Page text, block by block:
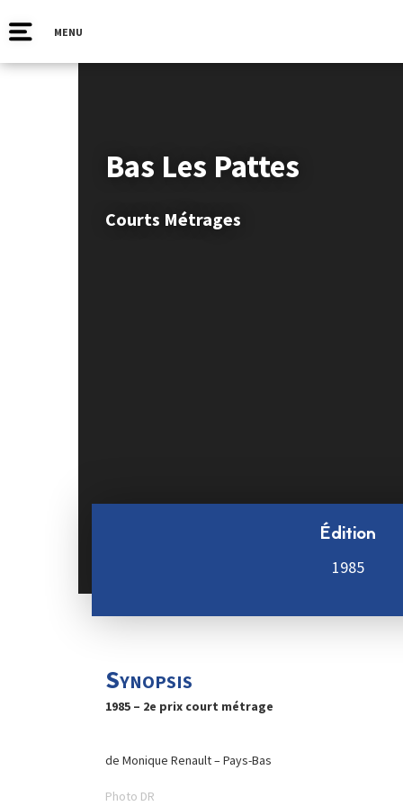
MENU
Bas Les Pattes
Courts Métrages
Édition
1985
Synopsis
1985 – 2e prix court métrage
de Monique Renault – Pays-Bas
Photo DR